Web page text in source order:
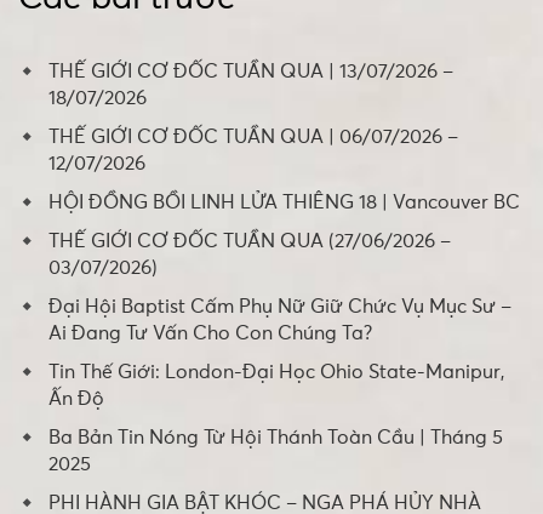
THẾ GIỚI CƠ ĐỐC TUẦN QUA | 13/07/2026 –
18/07/2026
THẾ GIỚI CƠ ĐỐC TUẦN QUA | 06/07/2026 –
12/07/2026
HỘI ĐỒNG BỒI LINH LỬA THIÊNG 18 | Vancouver BC
THẾ GIỚI CƠ ĐỐC TUẦN QUA (27/06/2026 –
03/07/2026)
Đại Hội Baptist Cấm Phụ Nữ Giữ Chức Vụ Mục Sư –
Ai Đang Tư Vấn Cho Con Chúng Ta?
Tin Thế Giới: London-Đại Học Ohio State-Manipur,
Ấn Độ
Ba Bản Tin Nóng Từ Hội Thánh Toàn Cầu | Tháng 5
2025
PHI HÀNH GIA BẬT KHÓC – NGA PHÁ HỦY NHÀ